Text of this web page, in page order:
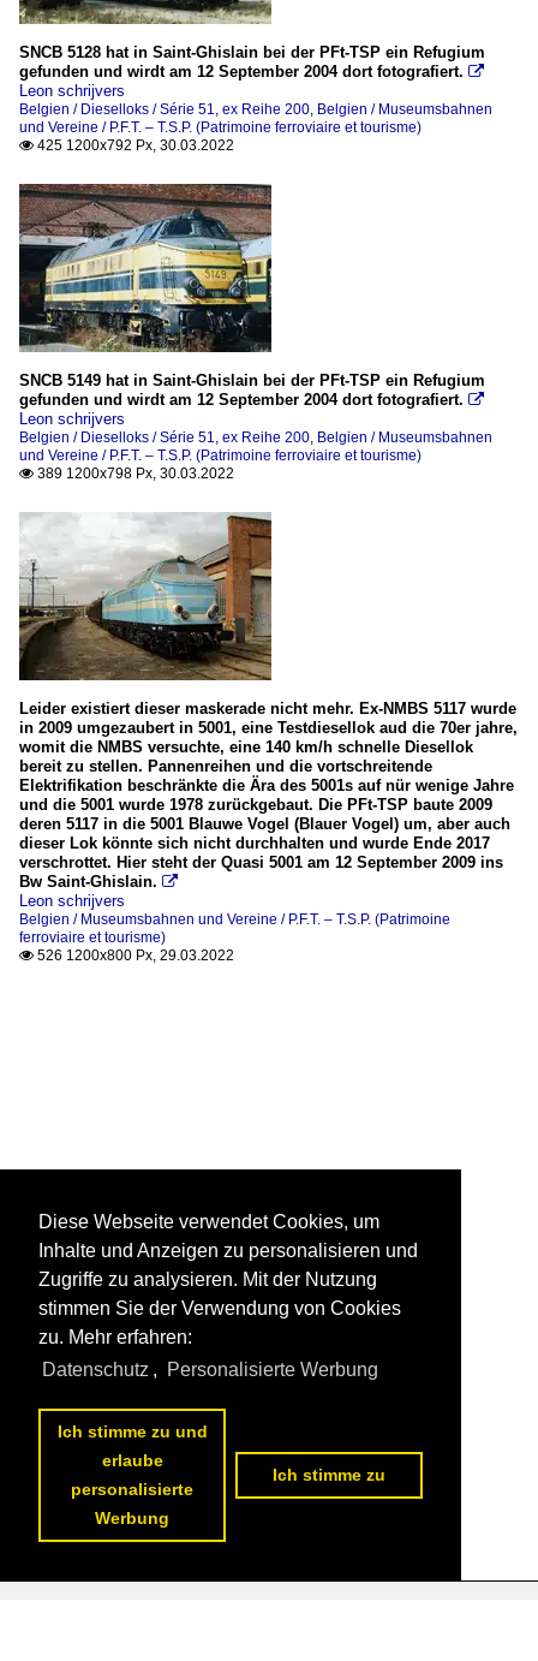
SNCB 5128 hat in Saint-Ghislain bei der PFt-TSP ein Refugium
gefunden und wirdt am 12 September 2004 dort fotografiert. 
Leon schrijvers
Belgien / Dieselloks / Série 51, ex Reihe 200 Belgien / Museumsbahnen
und Vereine / P.F.T. – T.S.P. (Patrimoine ferroviaire et tourisme)
 425 1200x792 Px, 30.03.2022
SNCB 5149 hat in Saint-Ghislain bei der PFt-TSP ein Refugium
gefunden und wirdt am 12 September 2004 dort fotografiert. 
Leon schrijvers
Belgien / Dieselloks / Série 51, ex Reihe 200 Belgien / Museumsbahnen
und Vereine / P.F.T. – T.S.P. (Patrimoine ferroviaire et tourisme)
 389 1200x798 Px, 30.03.2022
Leider existiert dieser maskerade nicht mehr. Ex-NMBS 5117 wurde
in 2009 umgezaubert in 5001, eine Testdiesellok aud die 70er jahre,
womit die NMBS versuchte, eine 140 km/h schnelle Diesellok
bereit zu stellen. Pannenreihen und die vortschreitende
Elektrifikation beschränkte die Ära des 5001s auf nür wenige Jahre
und die 5001 wurde 1978 zurückgebaut. Die PFt-TSP baute 2009
deren 5117 in die 5001 Blauwe Vogel (Blauer Vogel) um, aber auch
dieser Lok könnte sich nicht durchhalten und wurde Ende 2017
verschrottet. Hier steht der Quasi 5001 am 12 September 2009 ins
Bw Saint-Ghislain. 
Leon schrijvers
Belgien / Museumsbahnen und Vereine / P.F.T. – T.S.P. (Patrimoine
ferroviaire et tourisme)
 526 1200x800 Px, 29.03.2022
Diese Webseite verwendet Cookies, um
Inhalte und Anzeigen zu personalisieren und
Zugriffe zu analysieren. Mit der Nutzung
stimmen Sie der Verwendung von Cookies
zu. Mehr erfahren:
Datenschutz , Personalisierte Werbung
Ich stimme zu und
erlaube
personalisierte
Werbung
Ich stimme zu